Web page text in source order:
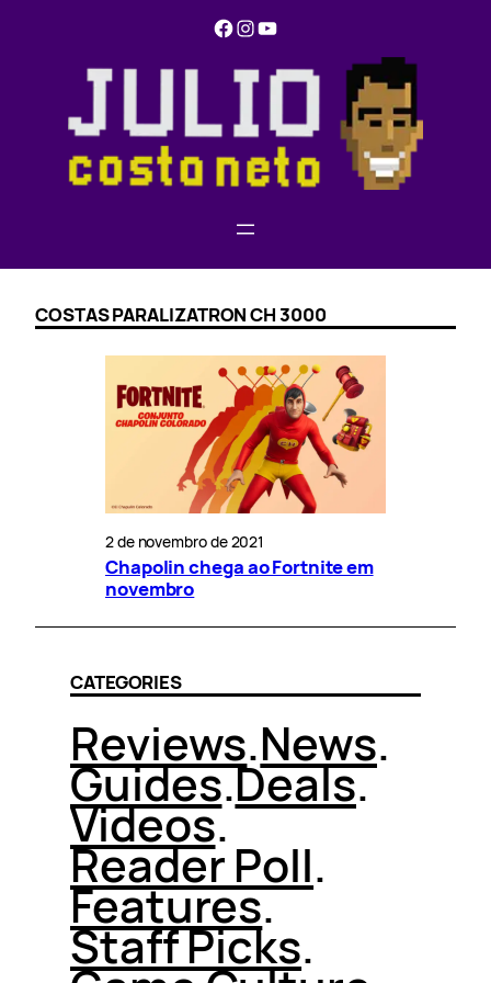
Facebook Instagram YouTube
COSTAS PARALIZATRON CH 3000
2 de novembro de 2021
Chapolin chega ao Fortnite em
novembro
CATEGORIES
Reviews.News.
Guides.Deals.
Videos.
Reader Poll.
Features.
Staff Picks.